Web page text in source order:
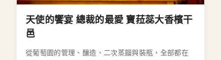
天使的饗宴 總裁的最愛 寶菈蕊大香檳干
邑
從葡萄園的管理、釀造、二次蒸餾與裝瓶，全部都在